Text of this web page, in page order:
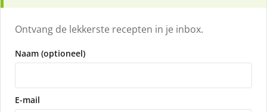
Ontvang de lekkerste recepten in je inbox.
Naam (optioneel)
E-mail